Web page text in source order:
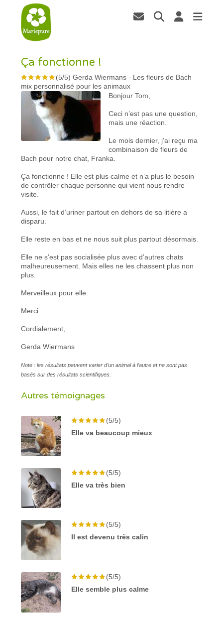
Ça fonctionne !
(5/5)Gerda Wiermans - Les fleurs de Bach
mix personnalisé pour les animaux
Bonjour Tom,
Ceci n’est pas une question,
mais une réaction.
Le mois dernier, j’ai reçu ma
combinaison de fleurs de
Bach pour notre chat, Franka.
Ça fonctionne ! Elle est plus calme et n’a plus le besoin
de contrôler chaque personne qui vient nous rendre
visite.
Aussi, le fait d’uriner partout en dehors de sa litière a
disparu.
Elle reste en bas et ne nous suit plus partout désormais.
Elle ne s’est pas socialisée plus avec d’autres chats
malheureusement. Mais elles ne les chassent plus non
plus.
Merveilleux pour elle.
Merci
Cordialement,
Gerda Wiermans
Note : les résultats peuvent varier d’un animal à l’autre et ne sont pas
basés sur des résultats scientifiques.
Autres témoignages
(5/5)
Elle va beaucoup mieux
(5/5)
Elle va très bien
(5/5)
Il est devenu très calin
(5/5)
Elle semble plus calme